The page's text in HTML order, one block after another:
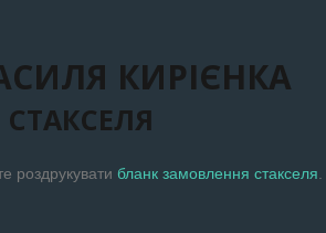
КИРІЄНКА
роздрукувати бланк замовлення стакселя